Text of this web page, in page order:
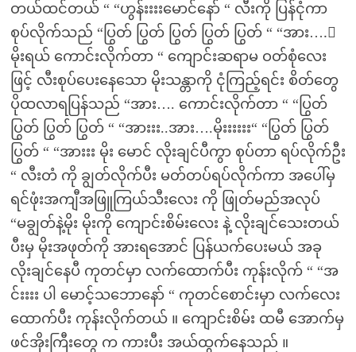
တယ်ထင်တယ် “ “ဟွန်းးးးမောင်နော် “ လီးကို ပြန်ငုံကာ
စုပ်လိုက်သည် “ပြွတ် ပြွတ် ပြွတ် ပြွတ် ပြွတ် “ “အား….း
မိုးရယ် ကောင်းလိုက်တာ “ ကျောင်းဆရာမ ဝတ်စုံလေး
ဖြင့် လီးစုပ်ပေးနေသော မိုးသန္တာကို ငုံကြည့်ရင်း စိတ်တွေ
ပိုထလာရပြန်သည် “အား…. ကောင်းလိုက်တာ “ “ပြွတ်
ပြွတ် ပြွတ် ပြွတ် “ “အားးး..အား….မိုးးးးးး“ “ပြွတ် ပြွတ်
ပြွတ် “ “အားးး မိုး မောင် လိုးချင်ပီကွာ စုပ်တာ ရပ်လိုက်ဦး
“ လီးတံ ကို ချွတ်လိုက်ပီး မတ်တပ်ရပ်လိုက်ကာ အပေါ်မှ
ရင်ဖုံးအကျီအဖြူကြယ်သီးလေး ကို ဖြုတ်မည်အလုပ်
“မချွတ်နဲ့မိုး မိုးကို ကျောင်းစိမ်းလေး နဲ့ လိုးချင်သေးတယ်
ပီးမှ မိုးအဖုတ်ကို အားရအောင် ပြန်ယက်ပေးမယ် အခု
လိုးချင်နေပီ ကုတင်မှာ လက်ထောက်ပီး ကုန်းလိုက် “ “အ
င်းးးး ပါ မောင့်သဘောနော် “ ကုတင်စောင်းမှာ လက်လေး
ထောက်ပီး ကုန်းလိုက်တယ် ။ ကျောင်းစိမ်း ထမီ အောက်မှ
ဖင်အိုးကြီးတွေ က ကားပီး အယ်ထွက်နေသည် ။